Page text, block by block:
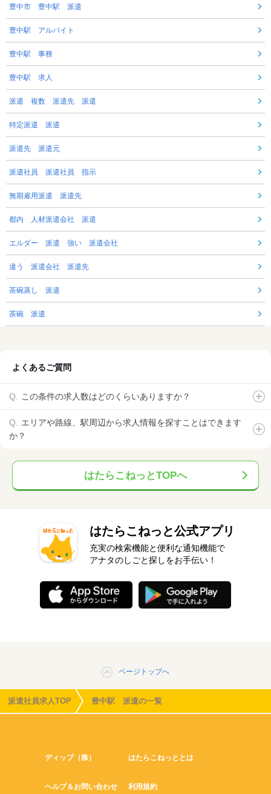
豊中市 豊中駅 派遣
豊中駅 アルバイト
豊中駅 事務
豊中駅 求人
派遣 複数 派遣先 派遣
特定派遣 派遣
派遣先 派遣元
派遣社員 派遣社員 指示
無期雇用派遣 派遣先
都内 人材派遣会社 派遣
エルダー 派遣 強い 派遣会社
違う 派遣会社 派遣先
茶碗蒸し 派遣
茶碗 派遣
よくあるご質問
この条件の求人数はどのくらいありますか？
エリアや路線、駅周辺から求人情報を探すことはできます
か？
はたらこねっとTOPへ
はたらこねっと公式アプリ
充実の検索機能と便利な通知機能で
アナタのしごと探しをお手伝い！
ページトップへ
派遣社員求人TOP 豊中駅 派遣の一覧
ディップ（株） はたらこねっととは
ヘルプ＆お問い合わせ 利用規約